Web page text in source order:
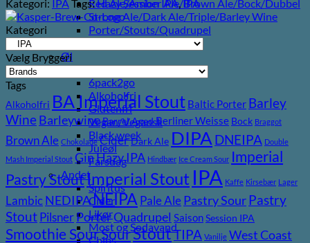
Red Ale/Amber Ale/Brown Ale/Bock/Dubbel
Strong Ale/Dark Ale/Triple/Barley Wine
Porter/Stouts/Quadrupel
Røgøl
Øl
Tilbud
6pack2go
Alkoholfri
Glutenfri
Vegan/Vegansk
Black week
Juleøl
Farsdag
Andet
Spiritus
Cider
Likør
Most og Sodavand
Chips
Kategori: IPA Tags:Hazy Session IPA,IPA
Kategori
Vælg Bryggeri
Tags
Alkoholfri BA Imperial Stout Baltic Porter Barley
Wine BarleywineBarrel AgedBerliner Weisse Bock Braggot
Brown Ale Chokolade CiderDark Ale DIPA DNEIPA Double
Mash Imperial Stout GinHazy IPA Hindbær Ice Cream Sour Imperial
Pastry StoutImperial Stout IPA Kaffe Kirsebær Lager
Lambic NEDIPANEIPA Pale Ale Pastry Sour Pastry
Stout Pilsner PorterQuadrupel SaisonSession IPA
Smoothie SourSourStoutTIPA Vanilje West Coast